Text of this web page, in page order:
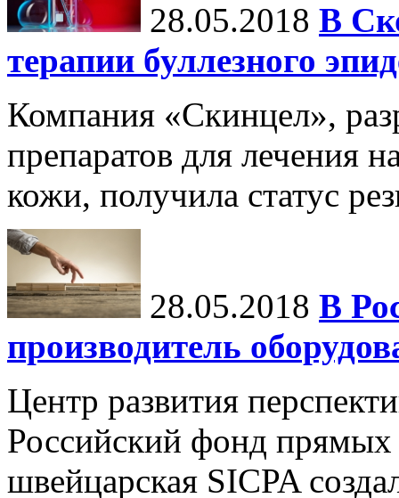
28.05.2018 В
терапии буллезного
Компания «Скинцел»,
препаратов для лечения
кожи, получила статус
28.05.2018 В
производитель
Центр развития
Российский фонд
швейцарская SICPA